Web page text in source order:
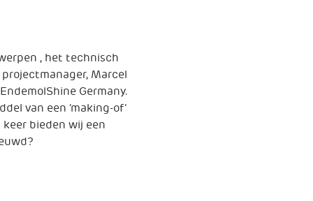
, het technisch
Marcel
Germany.
van een ‘making-of’
bieden wij een